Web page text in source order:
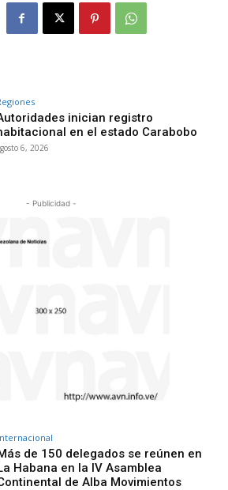
inician registro
en el estado Carabobo
6, 2026
- Publicidad -
de 150 delegados se reúnen en
Habana en la IV Asamblea
de Alba Movimientos